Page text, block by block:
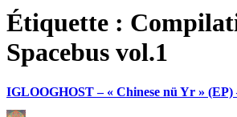
Étiquette :
Spacebus vol.1
IGLOOGHOST – « Chinese nü Yr »